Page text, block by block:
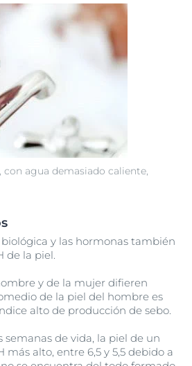
agua demasiado caliente,
y las hormonas también
de la piel.
y de la mujer difieren
de la piel del hombre es
alto de producción de sebo.
semanas de vida, la piel de un
más alto, entre 6,5 y 5,5 debido a